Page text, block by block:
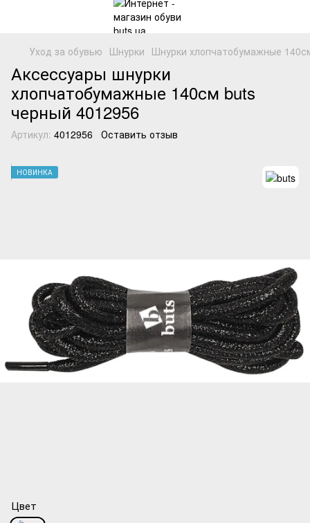
Уход за обувью Шнурки Шнурки хлопчатобумажные
Аксессуары шнурки
хлопчатобумажные 140см buts
черный 4012956
Артикул: 4012956 Оставить отзыв
НОВИНКА
Цвет